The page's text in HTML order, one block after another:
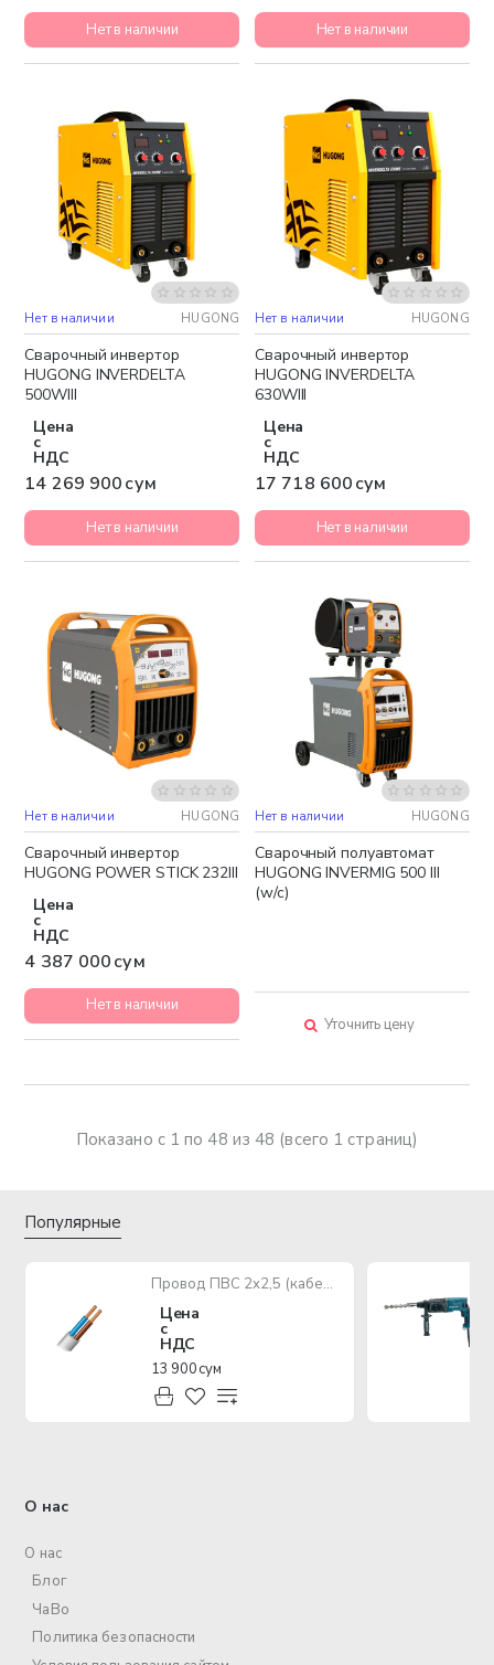
Нет в наличии Нет в наличии
Бесплатная доставка
Нет в наличии HUGONG
Сварочный инвертор
HUGONG INVERDELTA
500WIII
Цена
с
НДС
14 269 900 сум
Нет в наличии
Бесплатная доставка
Нет в наличии HUGONG
Сварочный инвертор
HUGONG INVERDELTA
630WIII
Цена
с
НДС
17 718 600 сум
Нет в наличии
Бесплатная доставка
Нет в наличии HUGONG
Сварочный инвертор
HUGONG POWER STICK 232III
Цена
с
НДС
4 387 000 сум
Нет в наличии
Нет в наличии HUGONG
Сварочный полуавтомат
HUGONG INVERMIG 500 III
(w/c)
Уточнить цену
Показано с 1 по 48 из 48 (всего 1 страниц)
Популярные
Провод ПВС 2х2,5 (кабель медный многожильный)
Цена
с
НДС
13 900 сум
О нас
О нас
Блог
ЧаВо
Политика безопасности